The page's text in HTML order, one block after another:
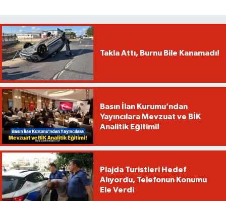
Takla Attı, Burnu Bile Kanamadı!
Basın İlan Kurumu’ndan
Yayıncılara Mevzuat ve BİK
Analitik Eğitimi!
Plajda Turistleri Hedef
Alıyordu, Telefonun Konumu
Ele Verdi